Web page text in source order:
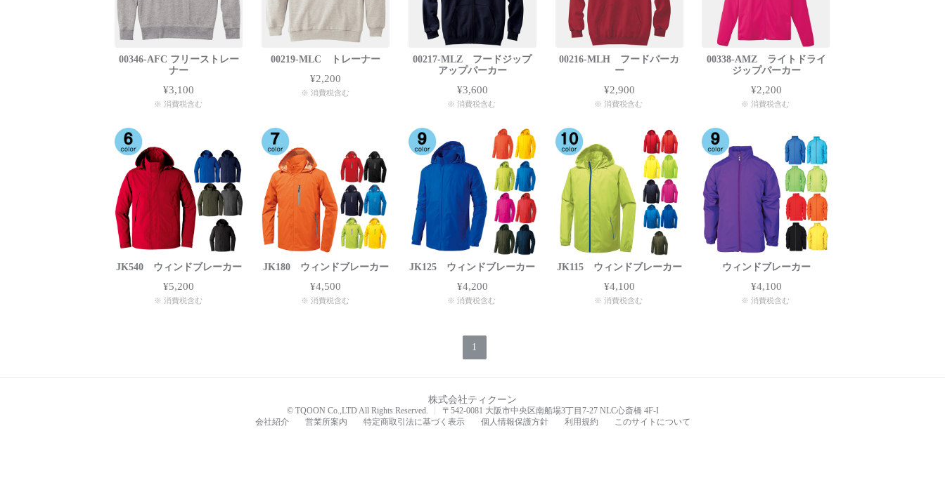
00346-AFC フリーストレー
ナー
¥3,100
※ 消費税含む
00219-MLC トレーナー
¥2,200
※ 消費税含む
00217-MLZ フードジップ
アップパーカー
¥3,600
※ 消費税含む
00216-MLH フードパーカ
ー
¥2,900
※ 消費税含む
00338-AMZ ライトドライ
ジップパーカー
¥2,200
※ 消費税含む
JK540 ウィンドブレーカー
¥5,200
※ 消費税含む
JK180 ウィンドブレーカー
¥4,500
※ 消費税含む
JK125 ウィンドブレーカー
¥4,200
※ 消費税含む
JK115 ウィンドブレーカー
¥4,100
※ 消費税含む
ウィンドブレーカー
¥4,100
※ 消費税含む
1
株式会社ティクーン
© TQOON Co.,LTD All Rights Reserved.
〒542-0081 大阪市中央区南船場3丁目7-27 NLC心斎橋 4F-I
会社紹介
営業所案内 特定商取引法に基づく表示 個人情報保護方針 利用規約 このサイトについて